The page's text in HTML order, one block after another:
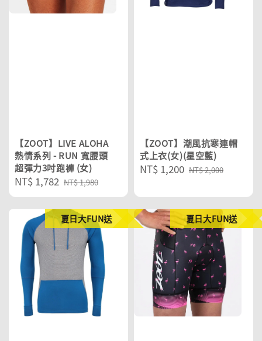
【ZOOT】LIVE ALOHA
熱情系列 - RUN 寬腰頭
超彈力3吋跑褲 (女)
Sale
price
NT$ 1,782 Regular
price
NT$ 1,980
【ZOOT】潮風抗寒連帽
式上衣(女)(星空藍)
Sale
NT$ 1,200 Regular
NT$ 2,000
夏日大FUN送 夏日大FUN送